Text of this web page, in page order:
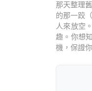
那天整理
的那一跤
人來放空
趣。你想
機，保證